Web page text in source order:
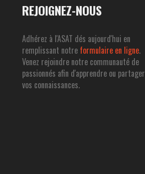
REJOIGNEZ-NOUS
Adhérez à l'ASAT dés aujourd'hui en
remplissant notre formulaire en ligne.
Venez rejoindre notre communauté de
passionnés afin d'apprendre ou partager
vos connaissances.